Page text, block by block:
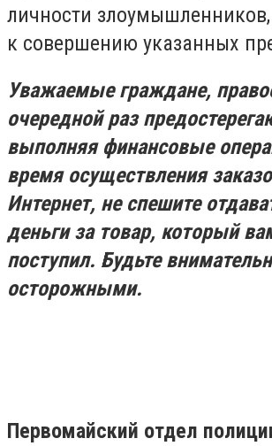
личности
к совершению указанных
Уважаемые граждане,
очередной раз
выполняя финансовые
время осуществления
Интернет, не спешите
деньги за товар, который
поступил. Будьте
осторожными.
Первомайский отдел